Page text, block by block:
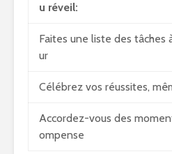
u réveil:
Faites une liste des tâches
ur
Célébrez vos réussites,
Accordez-vous des
ompense